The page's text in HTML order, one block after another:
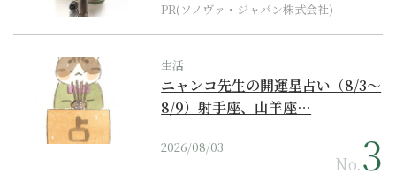
PR(ソノヴァ・ジャパン株式会社)
生活
ニャンコ先生の開運星占い（8/3～
8/9）射手座、山羊座…
2026/08/03
No.